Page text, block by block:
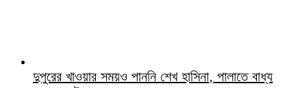
দুপুরের খাওয়ার সময়ও পাননি শেখ হাসিনা, পালাতে বাধ্য